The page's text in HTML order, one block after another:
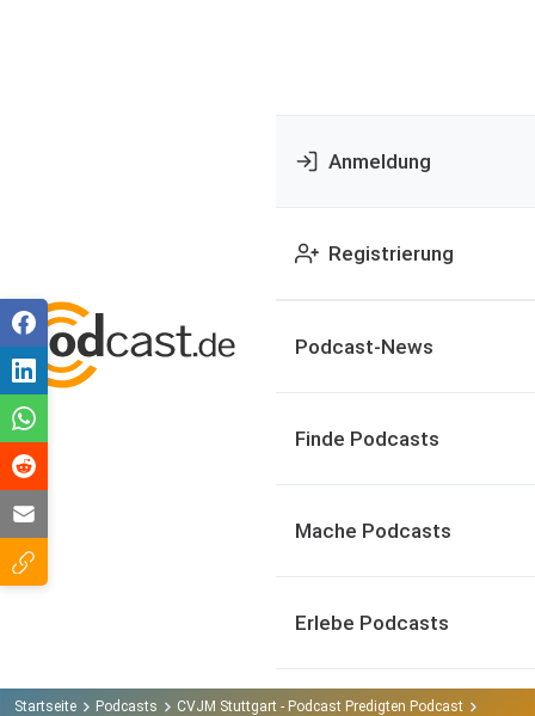
Anmeldung
Registrierung
Podcast-News
Finde Podcasts
Mache Podcasts
Erlebe Podcasts
Startseite Podcasts CVJM Stuttgart - Podcast Predigten Podcast